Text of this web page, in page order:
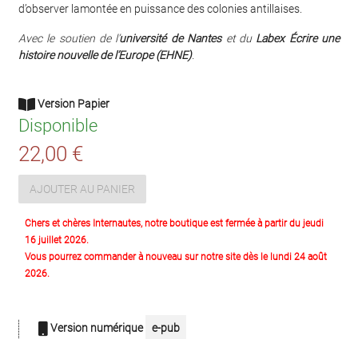
d’observer lamontée en puissance des colonies antillaises.
Avec le soutien de l’université de Nanteset du Labex Écrire une
histoire nouvelle de l’Europe (EHNE).
Version Papier
Disponible
22,00 €
AJOUTER AU PANIER
Chers et chères Internautes, notre boutique est fermée à partir du jeudi
16 juillet 2026.
Vous pourrez commander à nouveau sur notre site dès le lundi 24 août
2026.
Version numérique e-pub